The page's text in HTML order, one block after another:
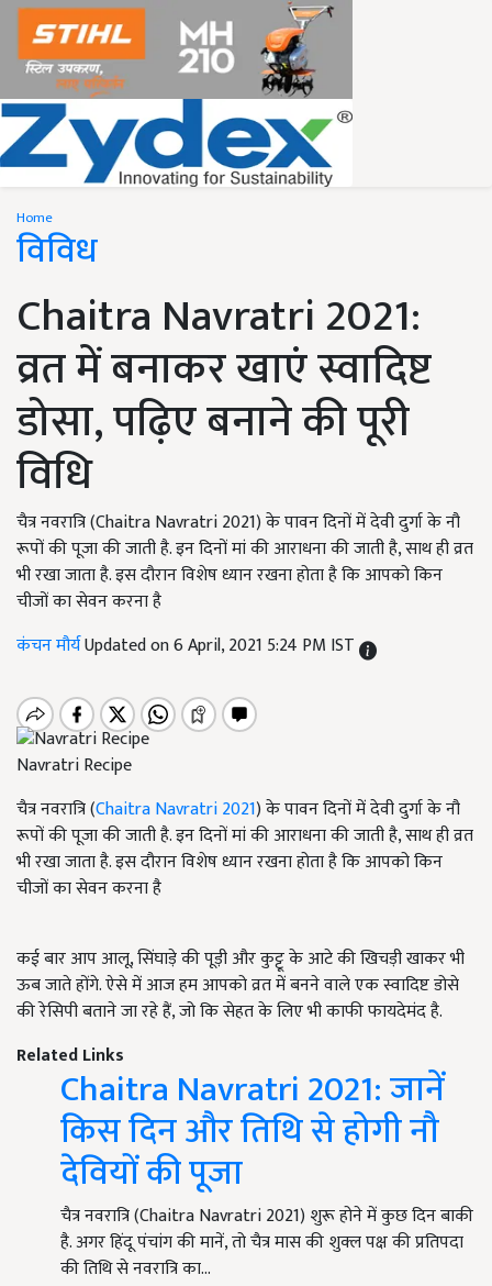
Home
विविध
Chaitra Navratri 2021:
व्रत में बनाकर खाएं स्वादिष्ट
डोसा, पढ़िए बनाने की पूरी
विधि
चैत्र नवरात्रि (Chaitra Navratri 2021) के पावन दिनों में देवी दुर्गा के नौ
रूपों की पूजा की जाती है. इन दिनों मां की आराधना की जाती है, साथ ही व्रत
भी रखा जाता है. इस दौरान विशेष ध्यान रखना होता है कि आपको किन
चीजों का सेवन करना है
कंचन मौर्यUpdated on 6 April, 2021 5:24 PM IST
Navratri Recipe
चैत्र नवरात्रि (Chaitra Navratri 2021) के पावन दिनों में देवी दुर्गा के नौ
रूपों की पूजा की जाती है. इन दिनों मां की आराधना की जाती है, साथ ही व्रत
भी रखा जाता है. इस दौरान विशेष ध्यान रखना होता है कि आपको किन
चीजों का सेवन करना है
कई बार आप आलू, सिंघाड़े की पूड़ी और कुट्टू के आटे की खिचड़ी खाकर भी
ऊब जाते होंगे. ऐसे में आज हम आपको व्रत में बनने वाले एक स्वादिष्ट डोसे
की रेसिपी बताने जा रहे हैं, जो कि सेहत के लिए भी काफी फायदेमंद है.
Related Links
Chaitra Navratri 2021: जानें
किस दिन और तिथि से होगी नौ
देवियों की पूजा
चैत्र नवरात्रि (Chaitra Navratri 2021) शुरू होने में कुछ दिन बाकी
है. अगर हिंदू पंचांग की मानें, तो चैत्र मास की शुक्ल पक्ष की प्रतिपदा
की तिथि से नवरात्रि का…